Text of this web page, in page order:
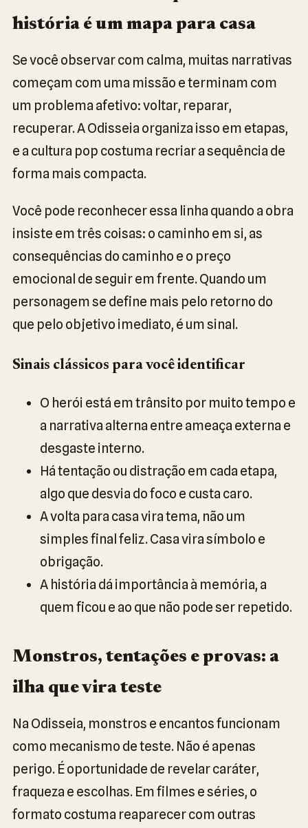
história é um mapa para casa
Se você observar com calma, muitas narrativas
começam com uma missão e terminam com
um problema afetivo: voltar, reparar,
recuperar. A Odisseia organiza isso em etapas,
e a cultura pop costuma recriar a sequência de
forma mais compacta.
Você pode reconhecer essa linha quando a obra
insiste em três coisas: o caminho em si, as
consequências do caminho e o preço
emocional de seguir em frente. Quando um
personagem se define mais pelo retorno do
que pelo objetivo imediato, é um sinal.
Sinais clássicos para você identificar
O herói está em trânsito por muito tempo e
a narrativa alterna entre ameaça externa e
desgaste interno.
Há tentação ou distração em cada etapa,
algo que desvia do foco e custa caro.
A volta para casa vira tema, não um
simples final feliz. Casa vira símbolo e
obrigação.
A história dá importância à memória, a
quem ficou e ao que não pode ser repetido.
Monstros, tentações e provas: a
ilha que vira teste
Na Odisseia, monstros e encantos funcionam
como mecanismo de teste. Não é apenas
perigo. É oportunidade de revelar caráter,
fraqueza e escolhas. Em filmes e séries, o
formato costuma reaparecer com outras